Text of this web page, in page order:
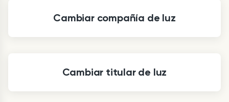
Cambiar compañía de luz
Cambiar titular de luz